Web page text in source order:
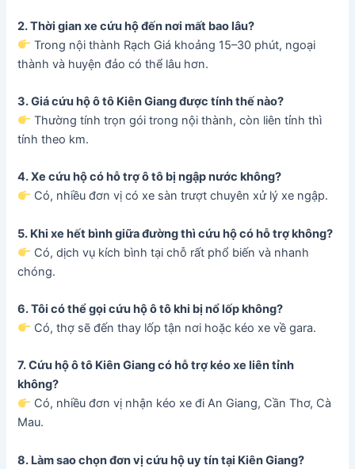
2. Thời gian xe cứu hộ đến nơi mất bao lâu?
Trong nội thành Rạch Giá khoảng 15–30 phút, ngoại
thành và huyện đảo có thể lâu hơn.
3. Giá cứu hộ ô tô Kiên Giang được tính thế nào?
Thường tính trọn gói trong nội thành, còn liên tỉnh thì
tính theo km.
4. Xe cứu hộ có hỗ trợ ô tô bị ngập nước không?
Có, nhiều đơn vị có xe sàn trượt chuyên xử lý xe ngập.
5. Khi xe hết bình giữa đường thì cứu hộ có hỗ trợ không?
Có, dịch vụ kích bình tại chỗ rất phổ biến và nhanh
chóng.
6. Tôi có thể gọi cứu hộ ô tô khi bị nổ lốp không?
Có, thợ sẽ đến thay lốp tận nơi hoặc kéo xe về gara.
7. Cứu hộ ô tô Kiên Giang có hỗ trợ kéo xe liên tỉnh
không?
Có, nhiều đơn vị nhận kéo xe đi An Giang, Cần Thơ, Cà
Mau.
8. Làm sao chọn đơn vị cứu hộ uy tín tại Kiên Giang?